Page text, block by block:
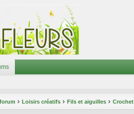
Loisirs créatifs Fils et aiguilles Crochet